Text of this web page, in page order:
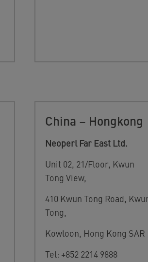
China – Hongkong
Neoperl Far East Ltd.
Unit 02, 21/Floor, Kwun
Tong View,
410 Kwun Tong Road,
Tong,
Kowloon, Hong Kong SAR
Tel: +852 2214 9888